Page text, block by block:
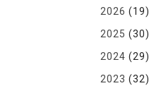
2026 (19)
2025 (30)
2024 (29)
2023 (32)